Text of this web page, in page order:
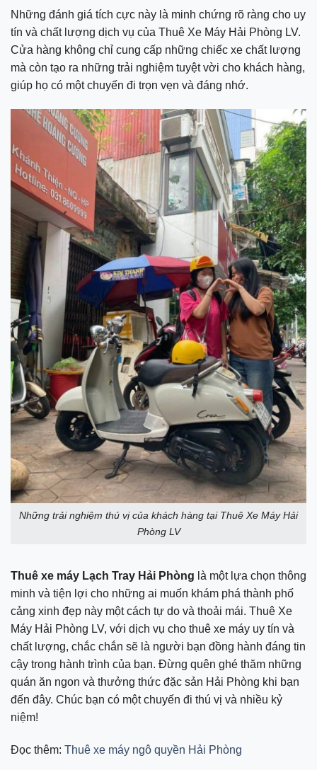
Những đánh giá tích cực này là minh chứng rõ ràng cho uy
tín và chất lượng dịch vụ của Thuê Xe Máy Hải Phòng LV.
Cửa hàng không chỉ cung cấp những chiếc xe chất lượng
mà còn tạo ra những trải nghiệm tuyệt vời cho khách hàng,
giúp họ có một chuyến đi trọn vẹn và đáng nhớ.
Những trải nghiệm thú vị của khách hàng tại Thuê Xe Máy Hải
Phòng LV
Thuê xe máy Lạch Tray Hải Phòng là một lựa chọn thông
minh và tiện lợi cho những ai muốn khám phá thành phố
cảng xinh đẹp này một cách tự do và thoải mái. Thuê Xe
Máy Hải Phòng LV, với dịch vụ cho thuê xe máy uy tín và
chất lượng, chắc chắn sẽ là người bạn đồng hành đáng tin
cậy trong hành trình của bạn. Đừng quên ghé thăm những
quán ăn ngon và thưởng thức đặc sản Hải Phòng khi bạn
đến đây. Chúc bạn có một chuyến đi thú vị và nhiều kỷ
niệm!
Đọc thêm: Thuê xe máy ngô quyền Hải Phòng